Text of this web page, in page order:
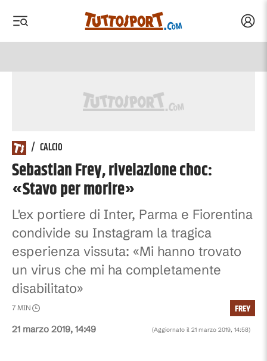
/ CALCIO
Sebastian Frey, rivelazione choc:
«Stavo per morire»
L'ex portiere di Inter, Parma e Fiorentina
condivide su Instagram la tragica
esperienza vissuta: «Mi hanno trovato
un virus che mi ha completamente
disabilitato»
21 marzo 2019, 14:49 (Aggiornato il 21 marzo 2019, 14:58)
7 MIN FREY